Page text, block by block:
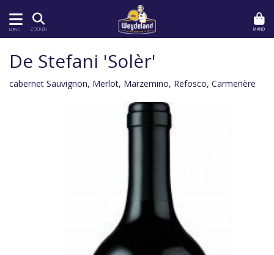
MENU ZOEKEN MAND
De Stefani 'Solèr'
cabernet Sauvignon, Merlot, Marzemino, Refosco, Carmenère